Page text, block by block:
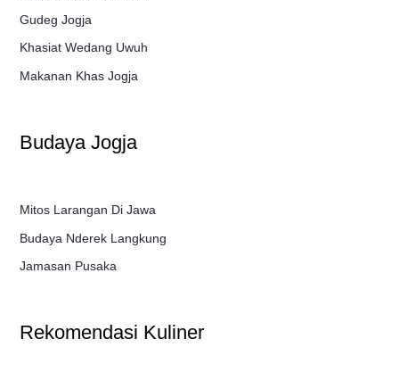
Gudeg Jogja
Khasiat Wedang Uwuh
Makanan Khas Jogja
Budaya Jogja
Mitos Larangan Di Jawa
Budaya Nderek Langkung
Jamasan Pusaka
Rekomendasi Kuliner